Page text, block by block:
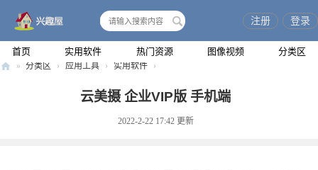
首页 实用软件 热门资源 图像视频 分类区
注册 登录
» 分类区 › 应用工具 › 实用软件 ›
云美摄 企业VIP版 手机端
2022-2-22 17:42 更新